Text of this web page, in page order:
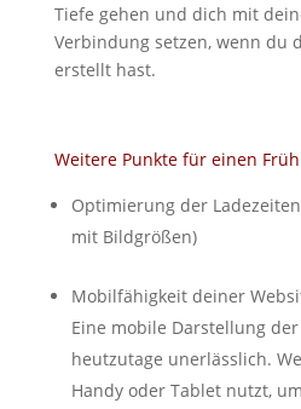
Tiefe gehen und dich mit
Verbindung setzen, wenn du
erstellt hast.
Weitere Punkte für einen
Optimierung der
mit Bildgrößen)
Mobilfähigkeit deiner
Eine mobile Darstellung
heutzutage unerlässlich.
Handy oder Tablet nutzt,